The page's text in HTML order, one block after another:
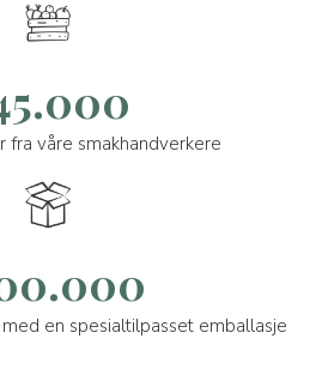
fra våre smakhandverkere
en spesialtilpasset emballasje